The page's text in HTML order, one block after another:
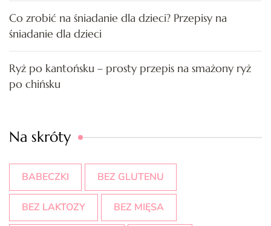
Co zrobić na śniadanie dla dzieci? Przepisy na
śniadanie dla dzieci
Ryż po kantońsku – prosty przepis na smażony ryż
po chińsku
Na skróty
BABECZKI BEZ GLUTENU
BEZ LAKTOZY BEZ MIĘSA